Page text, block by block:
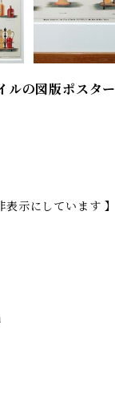
ルの図版ポスター
表示にしています 】